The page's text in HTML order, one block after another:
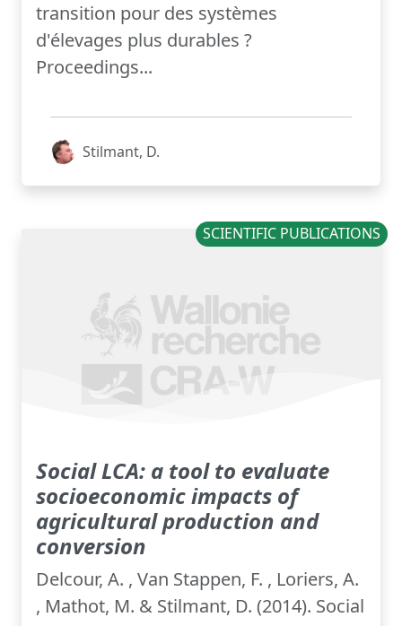
transition pour des systèmes
d'élevages plus durables ?
Proceedings...
Stilmant, D.
SCIENTIFIC PUBLICATIONS
Social LCA: a tool to evaluate
socioeconomic impacts of
agricultural production and
conversion
Delcour, A. , Van Stappen, F. , Loriers, A.
, Mathot, M. & Stilmant, D. (2014). Social